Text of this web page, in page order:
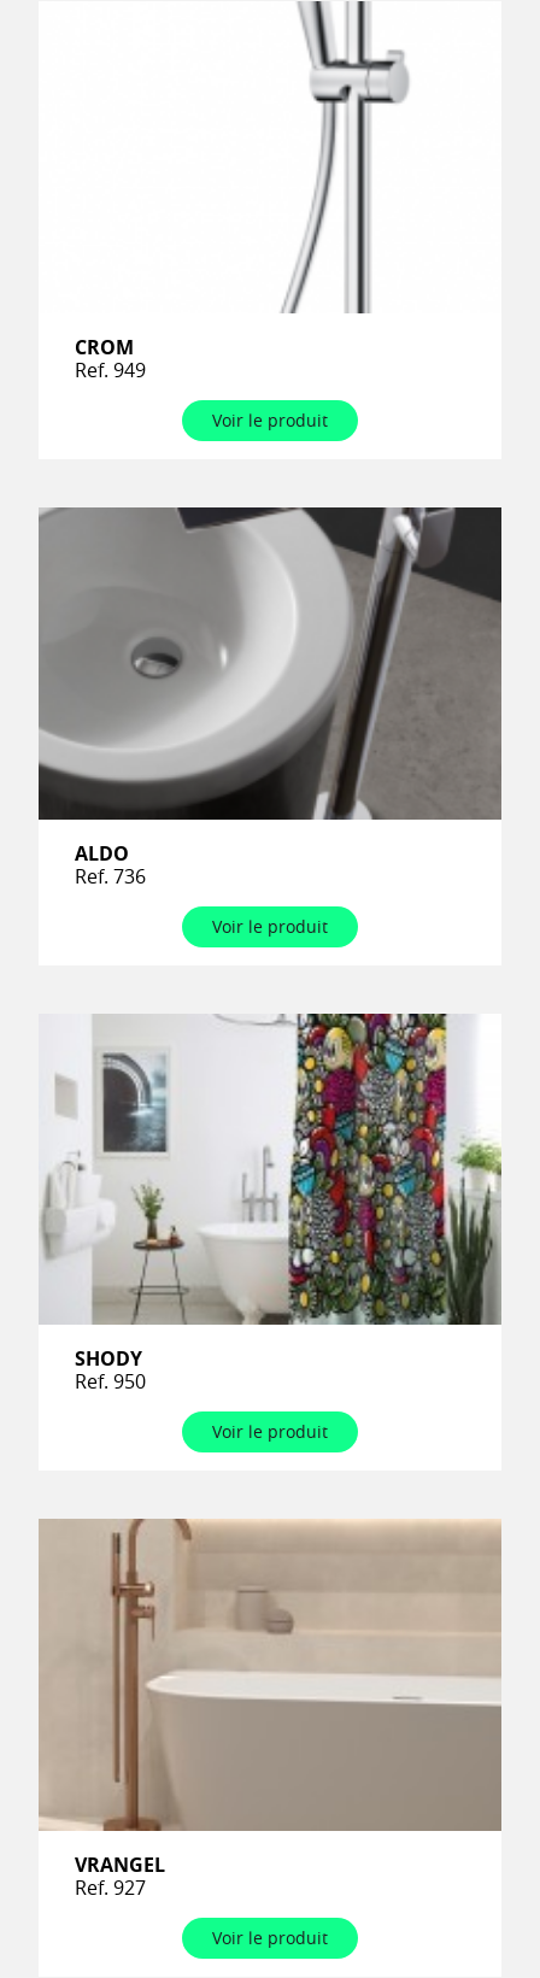
CROM
Ref. 949
Voir le produit
ALDO
Ref. 736
Voir le produit
SHODY
Ref. 950
Voir le produit
VRANGEL
Ref. 927
Voir le produit